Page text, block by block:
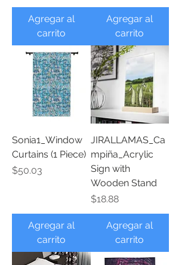
Agregar al
carrito
Agregar al
carrito
Sonia1_Window
Curtains (1 Piece)
Precio
$50.03
Agregar al
carrito
JIRALLAMAS_Ca
mpiña_Acrylic
Sign with
Wooden Stand
Precio
$18.88
Agregar al
carrito